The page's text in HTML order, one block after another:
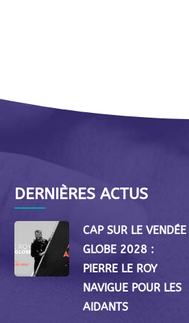
DERNIÈRES ACTUS
CAP SUR LE VENDÉE
GLOBE 2028 :
PIERRE LE ROY
NAVIGUE POUR LES
AIDANTS